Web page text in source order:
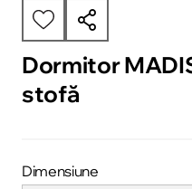
Dormitor
stofă
Dimensiune